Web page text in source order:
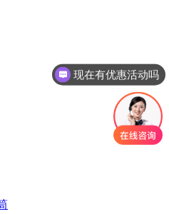
可以介绍下你们的产品么